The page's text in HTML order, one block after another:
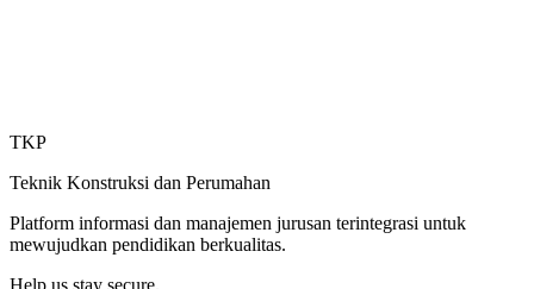
TKP
Teknik Konstruksi dan Perumahan
Platform informasi dan manajemen jurusan terintegrasi untuk
mewujudkan pendidikan berkualitas.
Help us stay secure.